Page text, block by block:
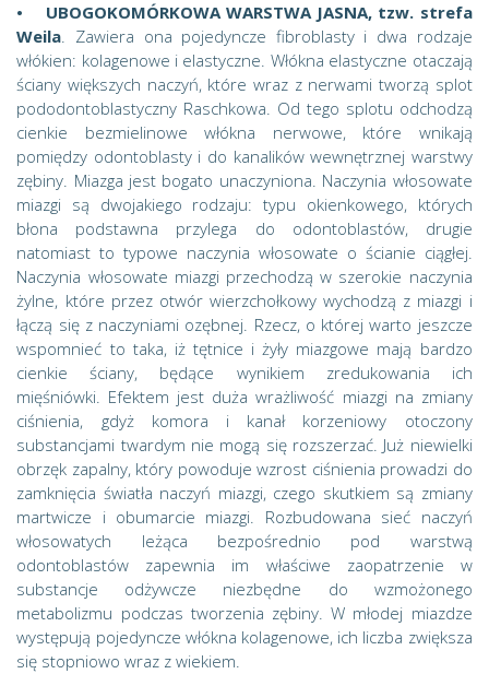
• UBOGOKOMÓRKOWA WARSTWA JASNA, tzw. strefa
Weila. Zawiera ona pojedyncze fibroblasty i dwa rodzaje
włókien: kolagenowe i elastyczne. Włókna elastyczne otaczają
ściany większych naczyń, które wraz z nerwami tworzą splot
pododontoblastyczny Raschkowa. Od tego splotu odchodzą
cienkie bezmielinowe włókna nerwowe, które wnikają
pomiędzy odontoblasty i do kanalików wewnętrznej warstwy
zębiny. Miazga jest bogato unaczyniona. Naczynia włosowate
miazgi są dwojakiego rodzaju: typu okienkowego, których
błona podstawna przylega do odontoblastów, drugie
natomiast to typowe naczynia włosowate o ścianie ciągłej.
Naczynia włosowate miazgi przechodzą w szerokie naczynia
żylne, które przez otwór wierzchołkowy wychodzą z miazgi i
łączą się z naczyniami ozębnej. Rzecz, o której warto jeszcze
wspomnieć to taka, iż tętnice i żyły miazgowe mają bardzo
cienkie ściany, będące wynikiem zredukowania ich
mięśniówki. Efektem jest duża wrażliwość miazgi na zmiany
ciśnienia, gdyż komora i kanał korzeniowy otoczony
substancjami twardym nie mogą się rozszerzać. Już niewielki
obrzęk zapalny, który powoduje wzrost ciśnienia prowadzi do
zamknięcia światła naczyń miazgi, czego skutkiem są zmiany
martwicze i obumarcie miazgi. Rozbudowana sieć naczyń
włosowatych leżąca bezpośrednio pod warstwą
odontoblastów zapewnia im właściwe zaopatrzenie w
substancje odżywcze niezbędne do wzmożonego
metabolizmu podczas tworzenia zębiny. W młodej miazdze
występują pojedyncze włókna kolagenowe, ich liczba zwiększa
się stopniowo wraz z wiekiem.